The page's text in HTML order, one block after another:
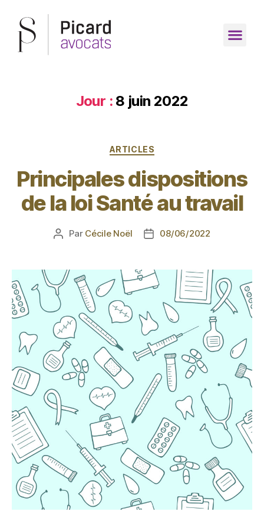
Jour : 8 juin 2022
ARTICLES
Principales dispositions
de la loi Santé au travail
Par Cécile Noël 08/06/2022